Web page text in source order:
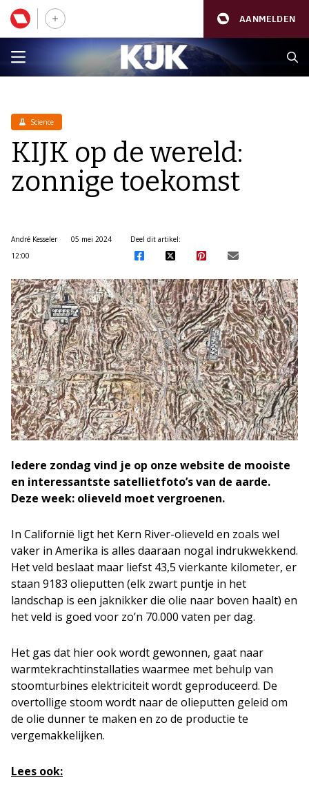
AANMELDEN
Science
KIJK op de wereld:
zonnige toekomst
André Kesseler
05 mei 2024
12:00
Deel dit artikel:
Iedere zondag vind je op onze website de mooiste
en interessantste satellietfoto’s van de aarde.
Deze week: olieveld moet vergroenen.
In Californië ligt het Kern River-olieveld en zoals wel
vaker in Amerika is alles daaraan nogal indrukwekkend.
Het veld beslaat maar liefst 43,5 vierkante kilometer, er
staan 9183 olieputten (elk zwart puntje in het
landschap is een jaknikker die olie naar boven haalt) en
het veld is goed voor zo’n 70.000 vaten per dag.
Het gas dat hier ook wordt gewonnen, gaat naar
warmtekrachtinstallaties waarmee met behulp van
stoomturbines elektriciteit wordt geproduceerd. De
overtollige stoom wordt naar de olieputten geleid om
de olie dunner te maken en zo de productie te
vergemakkelijken.
Lees ook: